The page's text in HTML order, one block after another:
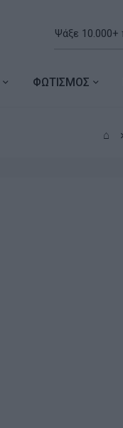
ΦΩΤΙΣΜΟΣ
⌂